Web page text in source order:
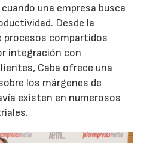
una empresa busca
Desde la
procesos compartidos
integración con
Caba ofrece una
los márgenes de
existen en numerosos